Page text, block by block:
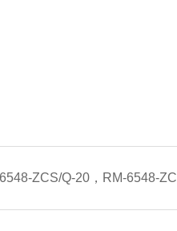
ZCS/Q-20，RM-6548-ZCS/Q-23侧吹空气幕